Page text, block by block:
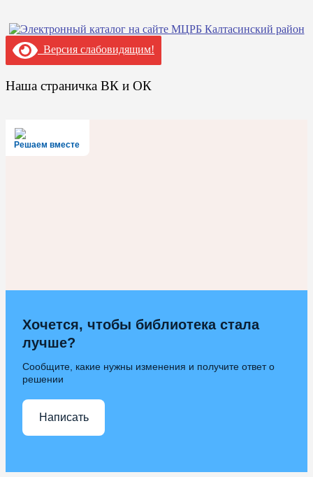
Версия слабовидящим!
Наша страничка ВК и ОК
Решаем вместе
Хочется, чтобы библиотека стала
лучше?
Сообщите, какие нужны изменения и получите ответ о
решении
Написать